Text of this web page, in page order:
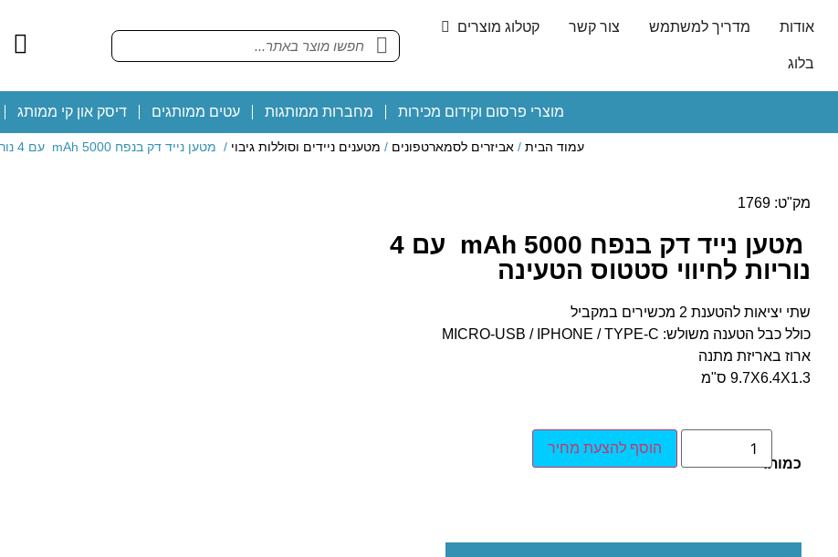
אודות מדריך למשתמש צור קשר קטלוג מוצרים
בלוג
מוצרי פרסום וקידום מכירות מחברות ממותגות עטים ממותגים דיסק און קי ממותג
עמוד הבית /אביזרים לסמארטפונים / מטענים ניידים וסוללות גיבוי / מטען נייד דק בנפח 5000 mAh עם 4 נוריות לחיווי סטטוס הטעינה
מק"ט: 1769
מטען נייד דק בנפח 5000 mAh עם 4
נוריות לחיווי סטטוס הטעינה
שתי יציאות להטענת 2 מכשירים במקביל
כולל כבל הטענה משולש: MICRO-USB / IPHONE / TYPE-C
ארוז באריזת מתנה
9.7X6.4X1.3 ס"מ
כמות:
הוסף להצעת מחיר